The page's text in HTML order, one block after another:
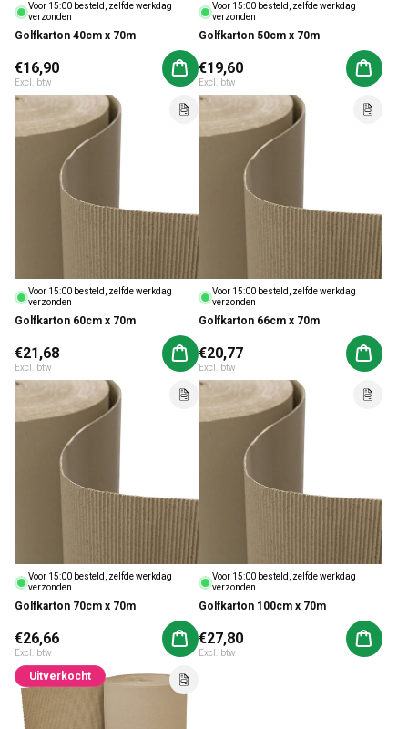
Voor 15:00 besteld, zelfde werkdag
verzonden
Golfkarton 40cm x 70m
Normale prijs
€16,90
Excl. btw
Aan winkelwagen toevoegen
Voor 15:00 besteld, zelfde werkdag
verzonden
Golfkarton 50cm x 70m
Normale prijs
€19,60
Excl. btw
Aan
Voor 15:00 besteld, zelfde werkdag
verzonden
Golfkarton 60cm x 70m
Normale prijs
€21,68
Excl. btw
Aan winkelwagen toevoegen
Voor 15:00 besteld, zelfde werkdag
verzonden
Golfkarton 66cm x 70m
Normale prijs
€20,77
Excl. btw
Aan
Voor 15:00 besteld, zelfde werkdag
verzonden
Golfkarton 70cm x 70m
Normale prijs
€26,66
Excl. btw
Aan winkelwagen toevoegen
Voor 15:00 besteld, zelfde werkdag
verzonden
Golfkarton 100cm x 70m
Normale prijs
€27,80
Excl. btw
Aan
Uitverkocht